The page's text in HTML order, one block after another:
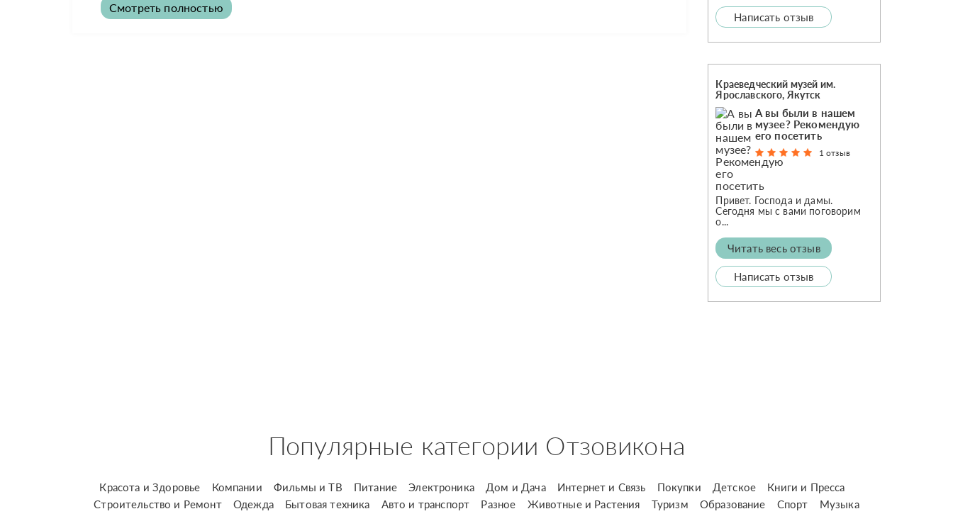
Смотреть полностью
Написать отзыв
Краеведческий музей им.
Ярославского, Якутск
А вы были в нашем
музее? Рекомендую
его посетить
1 отзыв
Привет. Господа и дамы.
Сегодня мы с вами поговорим
о...
Читать весь отзыв
Написать отзыв
Популярные категории Отзовикона
Красота и Здоровье Компании Фильмы и ТВ Питание Электроника Дом и Дача Интернет и Связь Покупки Детское
Книги и Пресса
Строительство и Ремонт
Одежда Бытовая техника Авто и транспорт Разное Животные и Растения Туризм Образование Спорт Музыка